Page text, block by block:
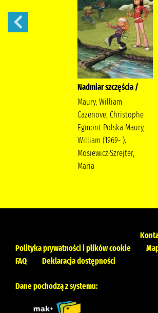
Nadmiar szczęścia /
Maury, William
Cazenove, Christophe
Egmont Polska Maury,
William (1969- ).
Mosiewicz-Szrejter,
Maria
Polityka prywatności i plików cookie
FAQ
Deklaracja dostępności
Dane pochodzą z systemu: